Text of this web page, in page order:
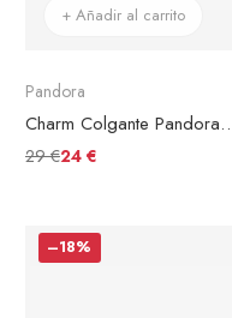
+ Añadir al carrito
Pandora
Charm Colgante
29 €24 €
–18%